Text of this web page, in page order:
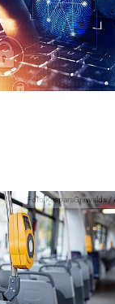
Foto:KasparsGrinvalds